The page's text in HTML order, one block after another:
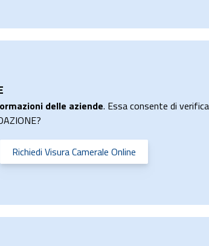
delle aziende. Essa consente di
Richiedi Visura Camerale Online